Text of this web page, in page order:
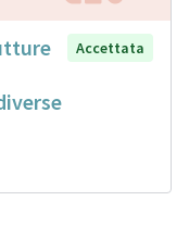
Accettata